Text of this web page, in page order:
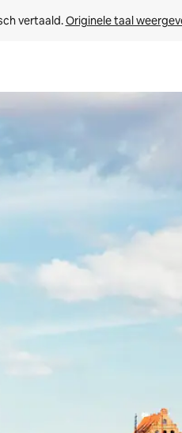
vertaald. Originele taal
en omlaag, óf door te